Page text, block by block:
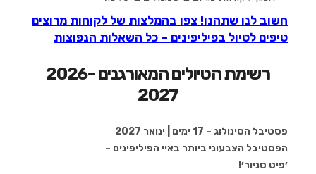
חשוב לנו שתהנו! צפו בהמלצות של לקוחות מרוצים
טיפים לטיול בפיליפינים – כל השאלות הנפוצות
רשימת הטיולים המאורגנים 2026-
2027
פסטיבל הסינולוג – 17 ימים |
ינואר 2027
הפסטיבל הצבעוני ביותר באיי הפיליפינים –
׳פיט סניור׳!